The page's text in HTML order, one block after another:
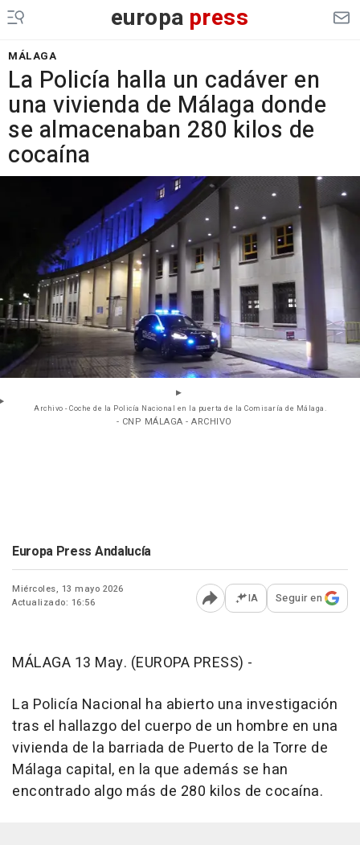
europa press
MÁLAGA
La Policía halla un cadáver en
una vivienda de Málaga donde
se almacenaban 280 kilos de
cocaína
Archivo - Coche de la Policía Nacional en la puerta de la Comisaría de Málaga.
- CNP MÁLAGA - ARCHIVO
Europa Press Andalucía
Miércoles, 13 mayo 2026
Actualizado: 16:56
Abrir opciones para
IA Seguir en
MÁLAGA 13 May. (EUROPA PRESS) -
La Policía Nacional ha abierto una investigación
tras el hallazgo del cuerpo de un hombre en una
vivienda de la barriada de Puerto de la Torre de
Málaga capital, en la que además se han
encontrado algo más de 280 kilos de cocaína.